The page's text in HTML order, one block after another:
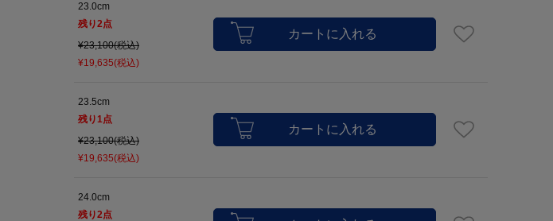
23.0cm
残り2点
¥23,100(税込)
¥19,635(税込)
23.5cm
残り1点
¥23,100(税込)
¥19,635(税込)
24.0cm
残り2点